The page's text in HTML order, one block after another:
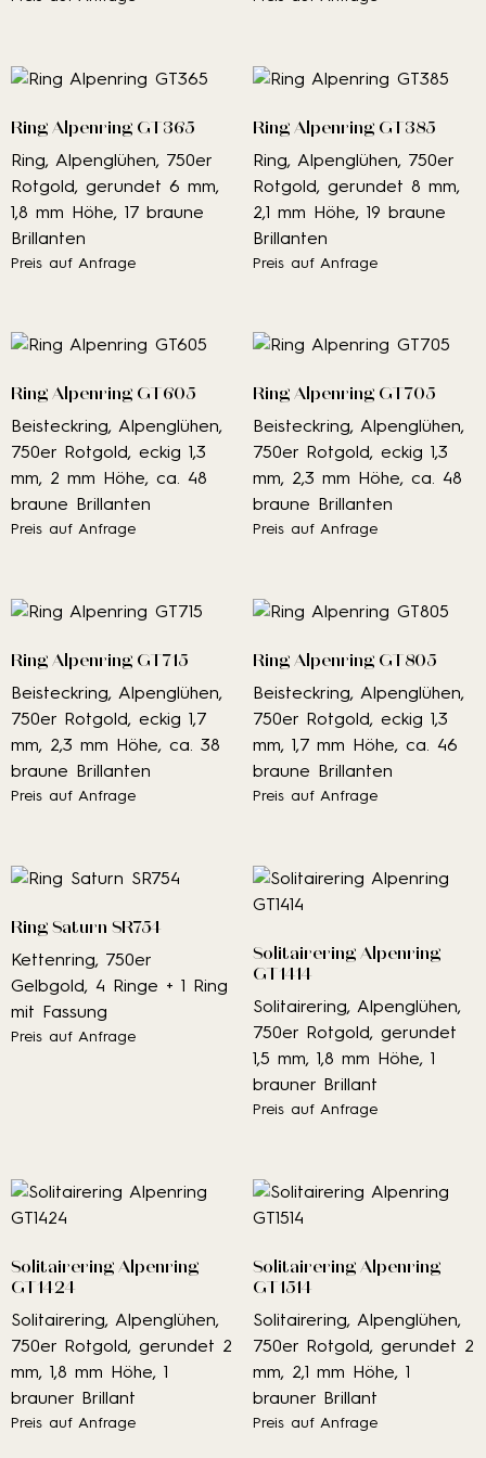
Ring Alpenring GT365
Ring, Alpenglühen, 750er
Rotgold, gerundet 6 mm,
1,8 mm Höhe, 17 braune
Brillanten
Preis auf Anfrage
Ring Alpenring GT385
Ring, Alpenglühen, 750er
Rotgold, gerundet 8 mm,
2,1 mm Höhe, 19 braune
Brillanten
Preis auf Anfrage
Ring Alpenring GT605
Beisteckring, Alpenglühen,
750er Rotgold, eckig 1,3
mm, 2 mm Höhe, ca. 48
braune Brillanten
Preis auf Anfrage
Ring Alpenring GT705
Beisteckring, Alpenglühen,
750er Rotgold, eckig 1,3
mm, 2,3 mm Höhe, ca. 48
braune Brillanten
Preis auf Anfrage
Ring Alpenring GT715
Beisteckring, Alpenglühen,
750er Rotgold, eckig 1,7
mm, 2,3 mm Höhe, ca. 38
braune Brillanten
Preis auf Anfrage
Ring Alpenring GT805
Beisteckring, Alpenglühen,
750er Rotgold, eckig 1,3
mm, 1,7 mm Höhe, ca. 46
braune Brillanten
Preis auf Anfrage
Ring Saturn SR754
Kettenring, 750er
Gelbgold, 4 Ringe + 1 Ring
mit Fassung
Preis auf Anfrage
Solitairering Alpenring
GT1414
Solitairering, Alpenglühen,
750er Rotgold, gerundet
1,5 mm, 1,8 mm Höhe, 1
brauner Brillant
Preis auf Anfrage
Solitairering Alpenring
GT1424
Solitairering, Alpenglühen,
750er Rotgold, gerundet 2
mm, 1,8 mm Höhe, 1
brauner Brillant
Preis auf Anfrage
Solitairering Alpenring
GT1514
Solitairering, Alpenglühen,
750er Rotgold, gerundet 2
mm, 2,1 mm Höhe, 1
brauner Brillant
Preis auf Anfrage